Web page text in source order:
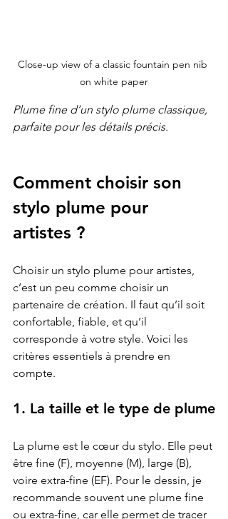
Close-up view of a classic fountain pen nib
on white paper
Plume fine d’un stylo plume classique,
parfaite pour les détails précis.
Comment choisir son
stylo plume pour
artistes ?
Choisir un stylo plume pour artistes,
c’est un peu comme choisir un
partenaire de création. Il faut qu’il soit
confortable, fiable, et qu’il
corresponde à votre style. Voici les
critères essentiels à prendre en
compte.
1. La taille et le type de plume
La plume est le cœur du stylo. Elle peut
être fine (F), moyenne (M), large (B),
voire extra-fine (EF). Pour le dessin, je
recommande souvent une plume fine
ou extra-fine, car elle permet de tracer